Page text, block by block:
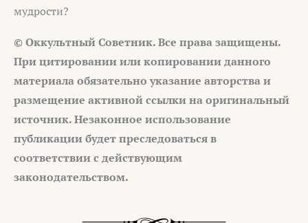
мудрости?
© Оккультный Советник. Все права защищены.
При цитировании или копировании данного
материала обязательно указание авторства и
размещение активной ссылки на оригинальный
источник. Незаконное использование
публикации будет преследоваться в
соответствии с действующим
законодательством.